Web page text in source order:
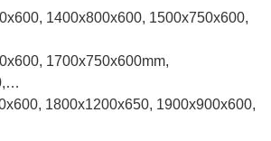
1400x800x600, 1500x750x600,
1700x750x600mm,
1800x1200x650, 1900x900x600,